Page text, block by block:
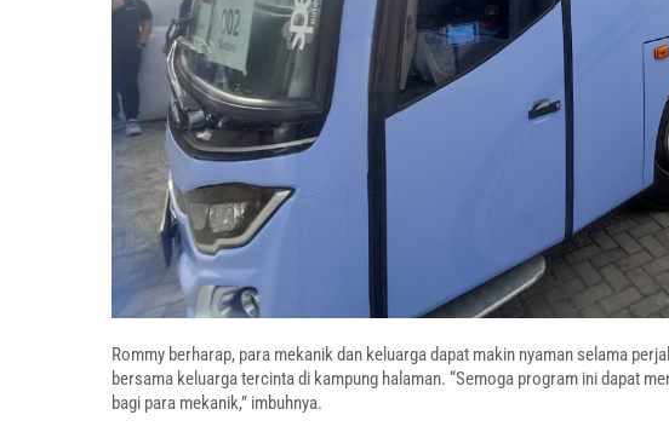
Rommy berharap, para mekanik dan keluarga dapat makin nyaman selama
bersama keluarga tercinta di kampung halaman. “Semoga program ini dapat
bagi para mekanik,” imbuhnya.